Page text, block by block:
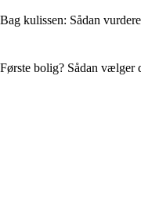
Bag kulissen: Sådan
Første bolig? Sådan vælger